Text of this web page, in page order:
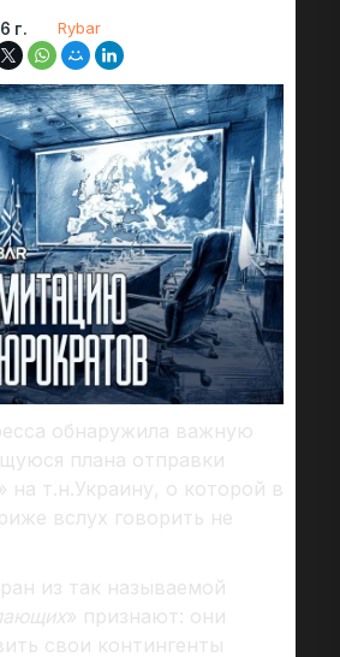
г. Rybar
обнаружила важную
плана отправки
на т.н.Украину, о которой в
вслух говорить не
из так называемой
» признают: они
свои контингенты